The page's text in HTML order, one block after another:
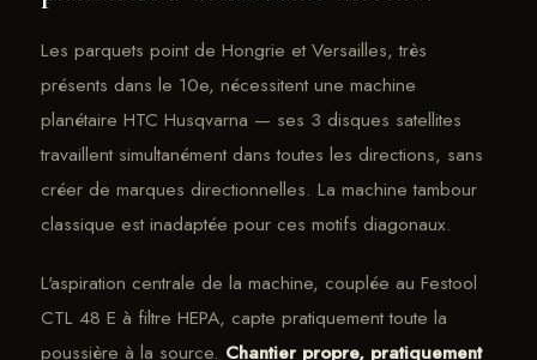
Les parquets point de Hongrie et Versailles, très
présents dans le 10e, nécessitent une machine
planétaire HTC Husqvarna — ses 3 disques satellites
travaillent simultanément dans toutes les directions, sans
créer de marques directionnelles. La machine tambour
classique est inadaptée pour ces motifs diagonaux.
L'aspiration centrale de la machine, couplée au Festool
CTL 48 E à filtre HEPA, capte pratiquement toute la
poussière à la source. Chantier propre, pratiquement